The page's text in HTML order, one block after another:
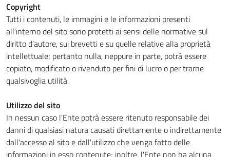
Copyright
Tutti i contenuti, le immagini e le informazioni presenti
all'interno del sito sono protetti ai sensi delle normative sul
diritto d'autore, sui brevetti e su quelle relative alla proprietà
intellettuale; pertanto nulla, neppure in parte, potrà essere
copiato, modificato o rivenduto per fini di lucro o per trarne
qualsivoglia utilità.
Utilizzo del sito
In nessun caso l'Ente potrà essere ritenuto responsabile dei
danni di qualsiasi natura causati direttamente o indirettamente
dall'accesso al sito e dall'utilizzo che venga fatto delle
informazioni in esso contenute; inoltre, l'Ente non ha alcuna